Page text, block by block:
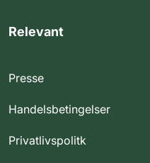
Relevant
Presse
Handelsbetingelser
Privatlivspolitk